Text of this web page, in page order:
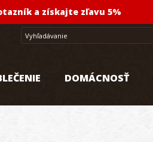
a získajte zľavu 5%
DOMÁCNOSŤ